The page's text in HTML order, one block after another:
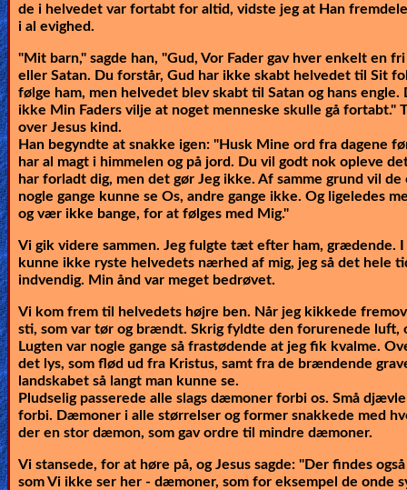
de i helvedet var fortabt for altid, vidste jeg at Han
i al evighed.
"Mit barn," sagde han, "Gud, Vor Fader gav hver enkelt en
eller Satan. Du forstår, Gud har ikke skabt helvedet til Sit
følge ham, men helvedet blev skabt til Satan og hans
ikke Min Faders vilje at noget menneske skulle gå fortabt."
over Jesus kind.
Han begyndte at snakke igen: "Husk Mine ord fra dagene
har al magt i himmelen og på jord. Du vil godt nok opleve
har forladt dig, men det gør Jeg ikke. Af samme grund vil
nogle gange kunne se Os, andre gange ikke. Og ligeledes
og vær ikke bange, for at følges med Mig."
Vi gik videre sammen. Jeg fulgte tæt efter ham, grædende.
kunne ikke ryste helvedets nærhed af mig, jeg så det hele
indvendig. Min ånd var meget bedrøvet.
Vi kom frem til helvedets højre ben. Når jeg kikkede
sti, som var tør og brændt. Skrig fyldte den forurenede luft,
Lugten var nogle gange så frastødende at jeg fik kvalme.
det lys, som flød ud fra Kristus, samt fra de brændende
landskabet så langt man kunne se.
Pludselig passerede alle slags dæmoner forbi os. Små
forbi. Dæmoner i alle størrelser og former snakkede med
der en stor dæmon, som gav ordre til mindre dæmoner.
Vi stansede, for at høre på, og Jesus sagde: "Der findes
som Vi ikke ser her - dæmoner, som for eksempel de onde